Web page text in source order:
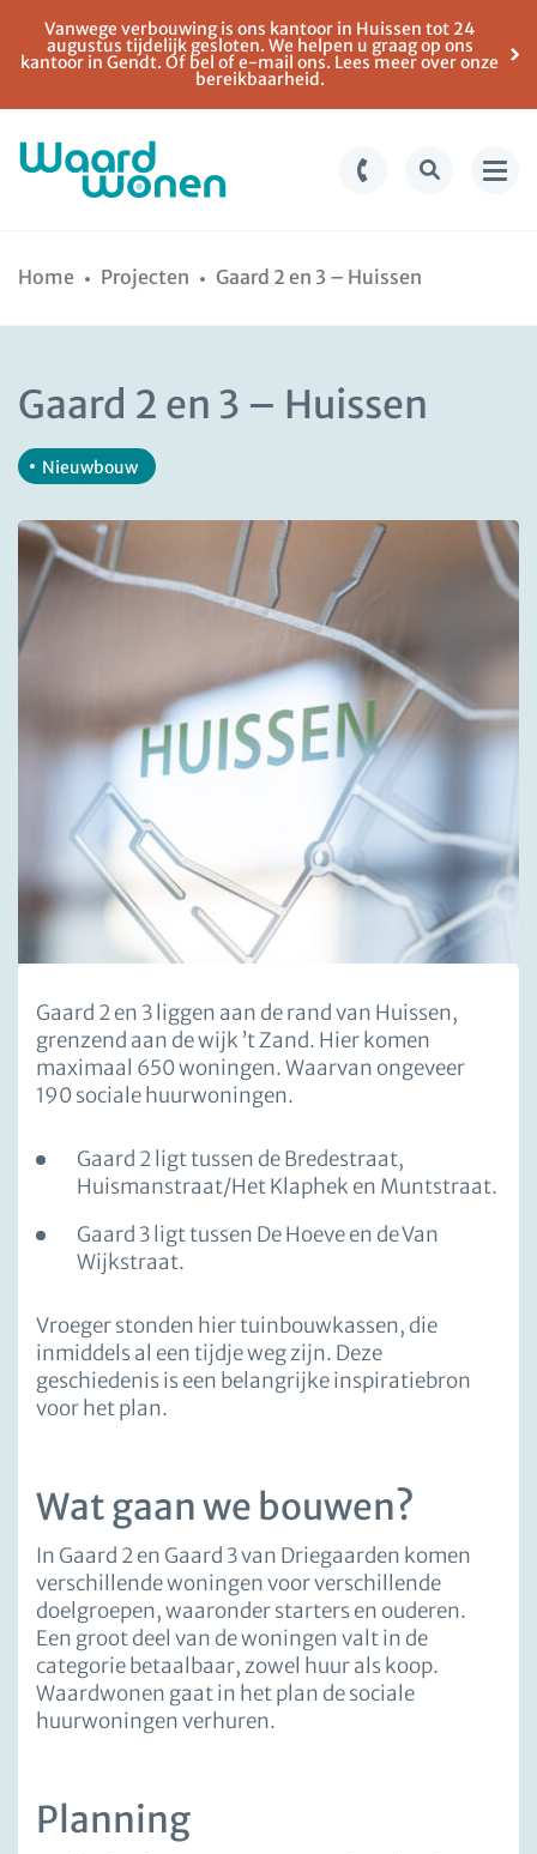
naar
inhoud
naar
navigatie
Vanwege verbouwing is ons kantoor in Huissen tot 24
augustus tijdelijk gesloten. We helpen u graag op ons
kantoor in Gendt. Of bel of e-mail ons. Lees meer over onze
bereikbaarheid.
Home Projecten Gaard 2 en 3 – Huissen
Gaard 2 en 3 – Huissen
Nieuwbouw
Gaard 2 en 3 liggen aan de rand van Huissen,
grenzend aan de wijk ’t Zand. Hier komen
maximaal 650 woningen. Waarvan ongeveer
190 sociale huurwoningen.
Gaard 2 ligt tussen de Bredestraat,
Huismanstraat/Het Klaphek en Muntstraat.
Gaard 3 ligt tussen De Hoeve en de Van
Wijkstraat.
Vroeger stonden hier tuinbouwkassen, die
inmiddels al een tijdje weg zijn. Deze
geschiedenis is een belangrijke inspiratiebron
voor het plan.
Wat gaan we bouwen?
In Gaard 2 en Gaard 3 van Driegaarden komen
verschillende woningen voor verschillende
doelgroepen, waaronder starters en ouderen.
Een groot deel van de woningen valt in de
categorie betaalbaar, zowel huur als koop.
Waardwonen gaat in het plan de sociale
huurwoningen verhuren.
Planning